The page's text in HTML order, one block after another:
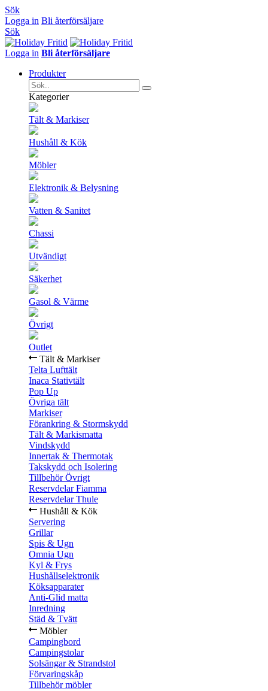
Sök
Logga in Bli återförsäljare
Sök
Logga in Bli återförsäljare
Produkter
Kategorier
Tält & Markiser
Hushåll & Kök
Möbler
Elektronik & Belysning
Vatten & Sanitet
Chassi
Utvändigt
Säkerhet
Gasol & Värme
Övrigt
Outlet
Tält & Markiser
Telta Lufttält
Inaca Stativtält
Pop Up
Övriga tält
Markiser
Förankring & Stormskydd
Tält & Markismatta
Vindskydd
Innertak & Thermotak
Takskydd och Isolering
Tillbehör Övrigt
Reservdelar Fiamma
Reservdelar Thule
Hushåll & Kök
Servering
Grillar
Spis & Ugn
Omnia Ugn
Kyl & Frys
Hushållselektronik
Köksapparater
Anti-Glid matta
Inredning
Städ & Tvätt
Möbler
Campingbord
Campingstolar
Solsängar & Strandstol
Förvaringskåp
Tillbehör möbler